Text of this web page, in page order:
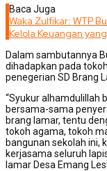
Baca Juga
Waka Zulfikar: WTP
Kelola Keuangan
Dalam sambutannya
dihadapkan pada
penegerian SD Brang
“Syukur alhamdulillah
bersama-sama
brang lamar, tentu
tokoh agama, tokoh
bangunan sekolah ini,
kerjasama seluruh
lamar Desa Emang